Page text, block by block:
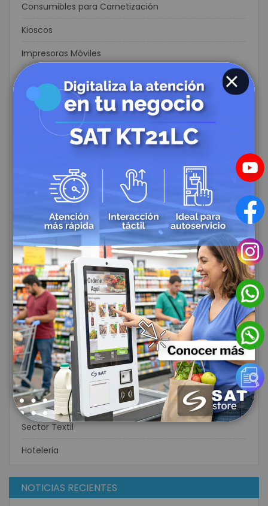
Consumibles para Carnetización
Kioscos
Impresoras Móviles
Circuito Cerrado de Televisión
CCTV
Controles de Acceso y Asistencia
Biometricos
Rastreo Satelital
Alarmas de Seguridad
Domótica y Automatización para el Hogar
Cables Redes
Fibra Optica
Redes Inalámbricas
Consumo
Energía Solar
Perifericos POS
Casinos
Sector Textil
Hoteleria
NOTICIAS RECIENTES
CLOSE